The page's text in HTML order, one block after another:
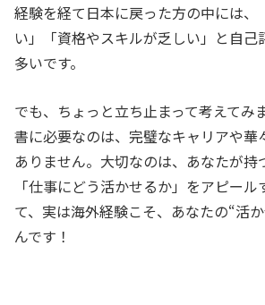
経験を経て日本に戻った方の中には、
い」「資格やスキルが乏しい」と自己
多いです。
でも、ちょっと立ち止まって考えてみ
書に必要なのは、完璧なキャリアや華
ありません。大切なのは、あなたが持
「仕事にどう活かせるか」をアピー
て、実は海外経験こそ、あなたの“活
んです！